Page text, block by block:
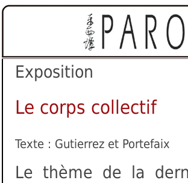
Exposition
Le corps collectif
Texte : Gutierrez et Portefaix
Le thème de la